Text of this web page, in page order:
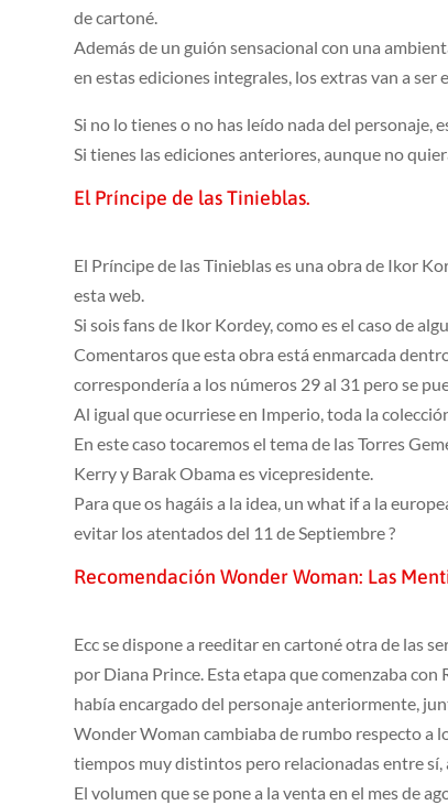
de cartoné.
Además de un guión sensacional con una
en estas ediciones integrales, los extras van a
Si no lo tienes o no has leído nada del personaje,
Si tienes las ediciones anteriores, aunque no
El Príncipe de las Tinieblas.
El Príncipe de las Tinieblas es una obra de Ikor
esta web.
Si sois fans de Ikor Kordey, como es el caso de
Comentaros que esta obra está enmarcada
correspondería a los números 29 al 31 pero se
Al igual que ocurriese en Imperio, toda la
En este caso tocaremos el tema de las Torres
Kerry y Barak Obama es vicepresidente.
Para que os hagáis a la idea, un what if a la
evitar los atentados del 11 de Septiembre ?
Recomendación Wonder Woman: Las
Ecc se dispone a reeditar en cartoné otra de las
por Diana Prince. Esta etapa que comenzaba
había encargado del personaje anteriormente,
Wonder Woman cambiaba de rumbo respecto a
tiempos muy distintos pero relacionadas entre sí,
El volumen que se pone a la venta en el mes de